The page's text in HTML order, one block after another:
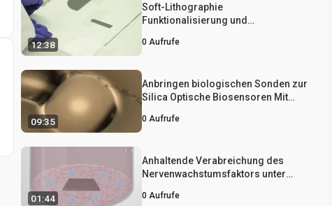
12:38
Soft-Lithographie
Funktionalisierung und
und Germanium
0 Aufrufe
09:35
Anbringen biologischen Sonden zur
Silica Optische Biosensoren Mit
0 Aufrufe
01:44
Anhaltende Verabreichung des
Nervenwachstumsfaktors unter
Siliziumfilms in Ratten-
0 Aufrufe